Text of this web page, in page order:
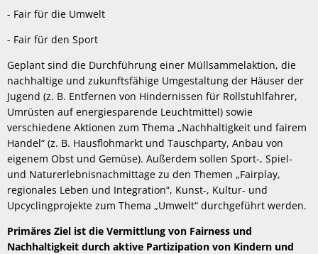
- Fair für die Umwelt
- Fair für den Sport
Geplant sind die Durchführung einer Müllsammelaktion, die
nachhaltige und zukunftsfähige Umgestaltung der Häuser der
Jugend (z. B. Entfernen von Hindernissen für Rollstuhlfahrer,
Umrüsten auf energiesparende Leuchtmittel) sowie
verschiedene Aktionen zum Thema „Nachhaltigkeit und fairem
Handel“ (z. B. Hausflohmarkt und Tauschparty, Anbau von
eigenem Obst und Gemüse). Außerdem sollen Sport-, Spiel-
und Naturerlebnisnachmittage zu den Themen „Fairplay,
regionales Leben und Integration“, Kunst-, Kultur- und
Upcyclingprojekte zum Thema „Umwelt“ durchgeführt werden.
Primäres Ziel ist die Vermittlung von Fairness und
Nachhaltigkeit durch aktive Partizipation von Kindern und